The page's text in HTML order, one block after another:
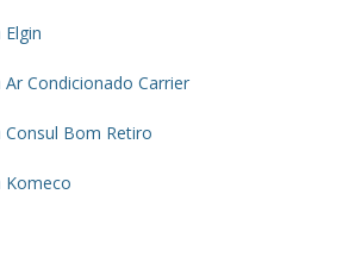
Condicionado Carrier
Consul Bom Retiro
Komeco